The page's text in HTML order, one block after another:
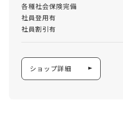
各種社会保険完備
社員登用有
社員割引有
ショップ詳細